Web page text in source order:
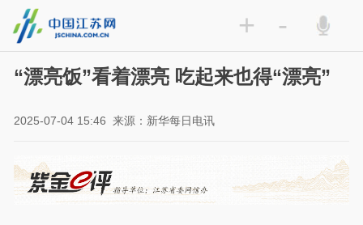
+ -
“漂亮饭”看着漂亮 吃起来也得“漂亮”
2025-07-04 15:46 来源：新华每日电讯